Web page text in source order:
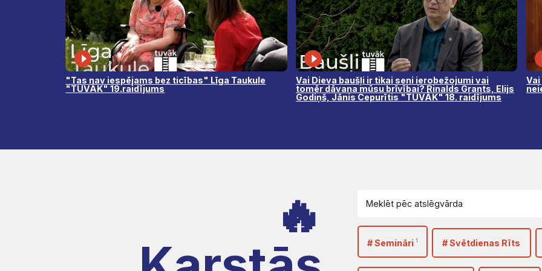
"Tas nav iespējams bez ticības" Līga Taukule
"TUVĀK" 19.raidījums
Vai Dieva baušļi ir tikai seni ierobežojumi vai
tomēr dāvana mūsu brīvībai? Rinalds Grants, Elijs
Godiņš, Jānis Cepurītis "TUVĀK" 18. raidījums
🔥
# Semināri 1 # Svētdienas Rīts